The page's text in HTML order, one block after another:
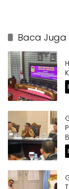
Baca Juga